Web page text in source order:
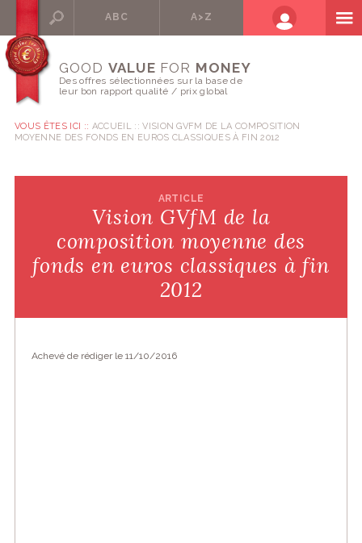
ABC A>Z
GOOD VALUE FOR MONEY
Des offres sélectionnées sur la base de
leur bon rapport qualité / prix global
VOUS ÊTES ICI :: ACCUEIL
VISION GVFM DE LA COMPOSITION
MOYENNE DES FONDS EN EUROS CLASSIQUES À FIN 2012
ARTICLE
Vision GVfM de la
composition moyenne des
fonds en euros classiques à fin
2012
Achevé de rédiger le 11/10/2016